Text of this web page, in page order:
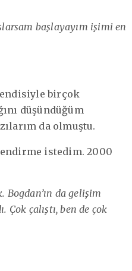
başlayayım işimi en
birçok
düşündüğüm
da olmuştu.
istedim. 2000
da gelişim
çalıştı, ben de çok